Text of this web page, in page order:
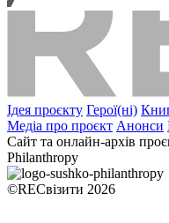
Ідея проєкту Герої(ні)
Медіа про проєкт Анонси
Сайт та онлайн-архів
Philanthropy
©RECвізити 2026